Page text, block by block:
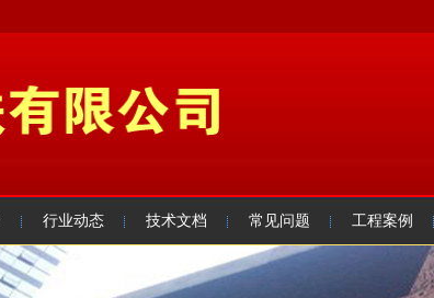
行业动态 技术文档 常见问题 工程案例